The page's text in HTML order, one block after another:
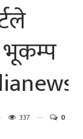
भूकम्प
337 0